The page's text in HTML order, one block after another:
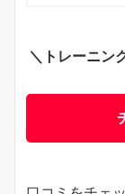
＼トレーニン